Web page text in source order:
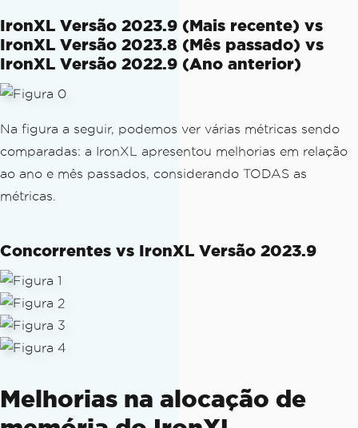
IronXL Versão 2023.9 ​​(Mais recente) vs
IronXL Versão 2023.8 (Mês passado) vs
IronXL Versão 2022.9 (Ano anterior)
Na figura a seguir, podemos ver várias métricas sendo
comparadas: a IronXL apresentou melhorias em relação
ao ano e mês passados, considerando TODAS as
métricas.
Concorrentes vs IronXL Versão 2023.9
Melhorias na alocação de